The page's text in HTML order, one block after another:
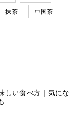
抹茶 中国茶
しい食べ方｜気にな